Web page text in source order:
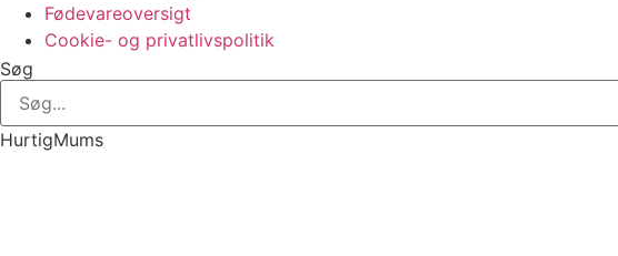
Fødevareoversigt
Cookie- og privatlivspolitik
Søg
HurtigMums